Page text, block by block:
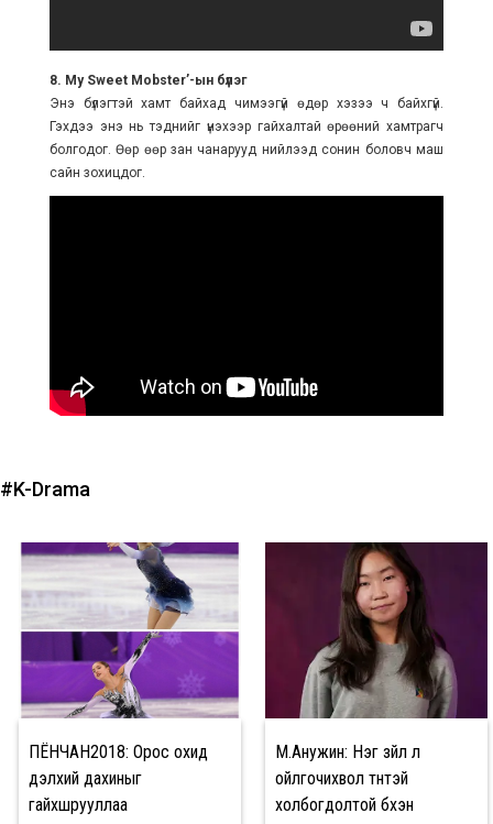
8. My Sweet Mobster’-ын бүлэг
Энэ бүлэгтэй хамт байхад чимээгүй өдөр хэзээ ч байхгүй.
Гэхдээ энэ нь тэднийг үнэхээр гайхалтай өрөөний хамтрагч
болгодог. Өөр өөр зан чанарууд нийлээд сонин боловч маш
сайн зохицдог.
#K-Drama
ПЁНЧАН2018: Орос охид
дэлхий дахиныг
гайхшрууллаа
М.Анужин: Нэг зүйл л
ойлгочихвол түүнтэй
холбогдолтой бүхэн